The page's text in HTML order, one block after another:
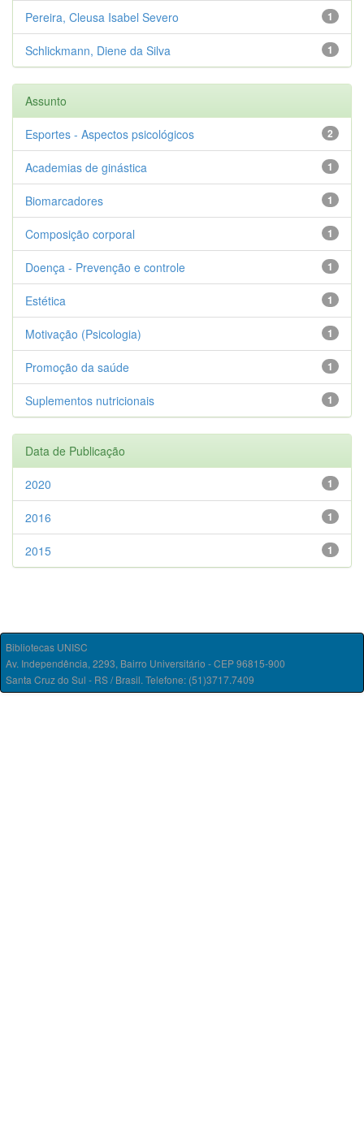
1
Pereira, Cleusa Isabel Severo
1
Schlickmann, Diene da Silva
Assunto
2
Esportes - Aspectos psicológicos
1
Academias de ginástica
1
Biomarcadores
1
Composição corporal
1
Doença - Prevenção e controle
1
Estética
1
Motivação (Psicologia)
1
Promoção da saúde
1
Suplementos nutricionais
Data de Publicação
1
2020
1
2016
1
2015
Bibliotecas UNISC
Av. Independência, 2293, Bairro Universitário - CEP 96815-900
Santa Cruz do Sul - RS / Brasil. Telefone: (51)3717.7409